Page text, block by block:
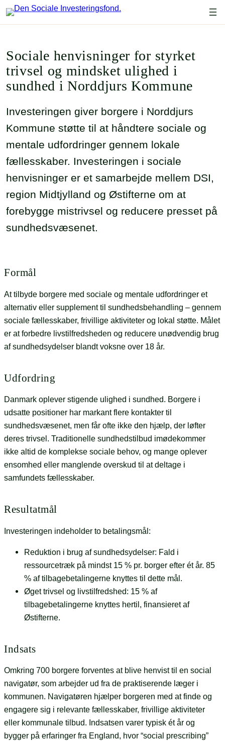
Spring
Sociale henvisninger for styrket
trivsel og mindsket ulighed i
sundhed i Norddjurs Kommune
Investeringen giver borgere i Norddjurs
Kommune støtte til at håndtere sociale og
mentale udfordringer gennem lokale
fællesskaber. Investeringen i sociale
henvisninger er et samarbejde mellem DSI,
region Midtjylland og Østifterne om at
forebygge mistrivsel og reducere presset på
sundhedsvæsenet.
Formål
At tilbyde borgere med sociale og mentale udfordringer et
alternativ eller supplement til sundhedsbehandling – gennem
sociale fællesskaber, frivillige aktiviteter og lokal støtte. Målet
er at forbedre livstilfredsheden og reducere unødvendig brug
af sundhedsydelser blandt voksne over 18 år.
Udfordring
Danmark oplever stigende ulighed i sundhed. Borgere i
udsatte positioner har markant flere kontakter til
sundhedsvæsenet, men får ofte ikke den hjælp, der løfter
deres trivsel. Traditionelle sundhedstilbud imødekommer
ikke altid de komplekse sociale behov, og mange oplever
ensomhed eller manglende overskud til at deltage i
samfundets fællesskaber.
Resultatmål
Investeringen indeholder to betalingsmål:
Reduktion i brug af sundhedsydelser: Fald i
ressourcetræk på mindst 15 % pr. borger efter ét år. 85
% af tilbagebetalingerne knyttes til dette mål.
Øget trivsel og livstilfredshed: 15 % af
tilbagebetalingerne knyttes hertil, finansieret af
Østifterne.
Indsats
Omkring 700 borgere forventes at blive henvist til en social
navigatør, som arbejder ud fra de praktiserende læger i
kommunen. Navigatøren hjælper borgeren med at finde og
engagere sig i relevante fællesskaber, frivillige aktiviteter
eller kommunale tilbud. Indsatsen varer typisk ét år og
bygger på erfaringer fra England, hvor “social prescribing”